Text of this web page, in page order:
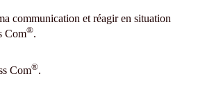
communication et réagir en situation
Com®.
Com®.